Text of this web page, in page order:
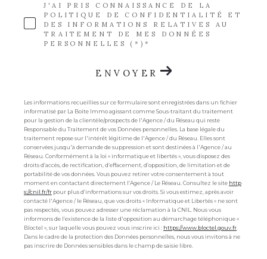
J'AI PRIS CONNAISSANCE DE LA
POLITIQUE DE CONFIDENTIALITÉ ET
DES INFORMATIONS RELATIVES AU
TRAITEMENT DE MES DONNÉES
PERSONNELLES (*)*
ENVOYER
Les informations recueillies sur ce formulaire sont enregistrées dans un fichier
informatisé par La Boite Immo agissant comme Sous-traitant du traitement
pour la gestion de la clientèle/prospects de l'Agence / du Réseau qui reste
Responsable du Traitement de vos Données personnelles. La base légale du
traitement repose sur l'intérêt légitime de l'Agence / du Réseau. Elles sont
conservées jusqu'à demande de suppression et sont destinées à l'Agence / au
Réseau. Conformément à la loi « informatique et libertés », vous disposez des
droits d’accès, de rectification, d’effacement, d’opposition, de limitation et de
portabilité de vos données. Vous pouvez retirer votre consentement à tout
moment en contactant directement l’Agence / Le Réseau. Consultez le site http
s://cnil.fr/fr pour plus d’informations sur vos droits. Si vous estimez, après avoir
contacté l'Agence / le Réseau, que vos droits « Informatique et Libertés » ne sont
pas respectés, vous pouvez adresser une réclamation à la CNIL. Nous vous
informons de l’existence de la liste d'opposition au démarchage téléphonique «
Bloctel », sur laquelle vous pouvez vous inscrire ici : https://www.bloctel.gouv.fr
Dans le cadre de la protection des Données personnelles, nous vous invitons à ne
pas inscrire de Données sensibles dans le champ de saisie libre.